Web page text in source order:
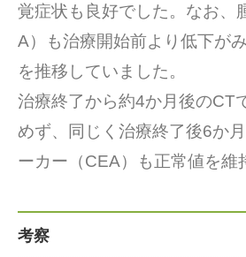
覚症状も良好でした。なお、
A）も治療開始前より低下が
を推移していました。
治療終了から約4か月後のCT
めず、同じく治療終了後6か
ーカー（CEA）も正常値を維
考察